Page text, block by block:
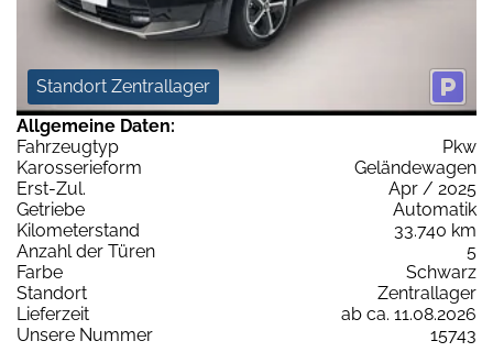
Standort Zentrallager
Allgemeine Daten:
Fahrzeugtyp
Pkw
Karosserieform
Geländewagen
Erst-Zul.
Apr / 2025
Getriebe
Automatik
Kilometerstand
33.740 km
Anzahl der Türen
5
Farbe
Schwarz
Standort
Zentrallager
Lieferzeit
ab ca. 11.08.2026
Unsere Nummer
15743